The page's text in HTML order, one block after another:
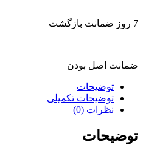
7 روز ضمانت بازگشت
ضمانت اصل بودن
توضیحات
توضیحات تکمیلی
نظرات (0)
توضیحات